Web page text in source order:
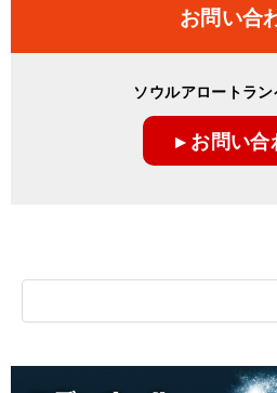
お問い合
ソウルアロートラ
▸ お問い合